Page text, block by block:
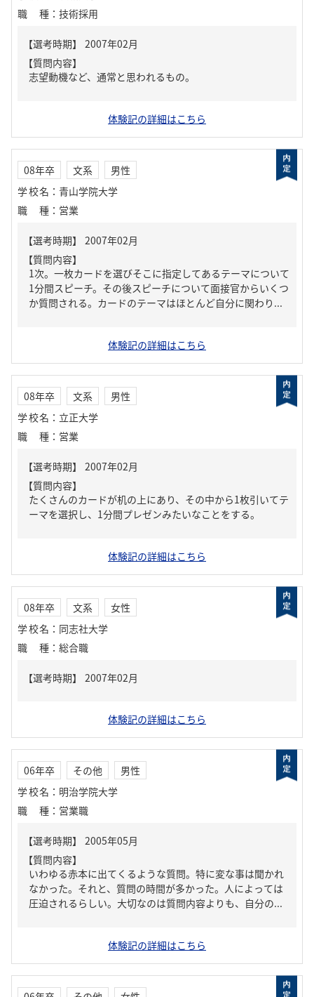
職種 ： 技術採用
【質問内容】
志望動機など、通常と思われるもの。
体験記の詳細はこちら
08年卒 文系
男性
学校名 ： 青山学院大学
職種 ： 営業
【質問内容】
1次。一枚カードを選びそこに指定してあるテーマについて
1分間スピーチ。その後スピーチについて面接官からいくつ
か質問される。カードのテーマはほとんど自分に関わり...
体験記の詳細はこちら
08年卒 文系
男性
学校名 ： 立正大学
職種 ： 営業
【質問内容】
たくさんのカードが机の上にあり、その中から1枚引いてテ
ーマを選択し、1分間プレゼンみたいなことをする。
体験記の詳細はこちら
08年卒 文系
女性
学校名 ： 同志社大学
職種 ： 総合職
体験記の詳細はこちら
06年卒 その他
男性
学校名 ： 明治学院大学
職種 ： 営業職
【質問内容】
いわゆる赤本に出てくるような質問。特に変な事は聞かれ
なかった。それと、質問の時間が多かった。人によっては
圧迫されるらしい。大切なのは質問内容よりも、自分の...
体験記の詳細はこちら